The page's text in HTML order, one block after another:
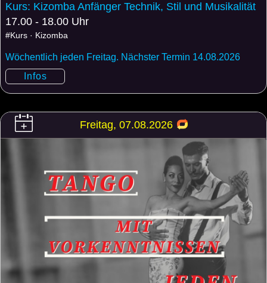
Kurs: Kizomba Anfänger Technik, Stil und Musikalität
17.00 - 18.00 Uhr
#Kurs · Kizomba
Wöchentlich jeden Freitag. Nächster Termin 14.08.2026
Infos
Freitag, 07.08.2026